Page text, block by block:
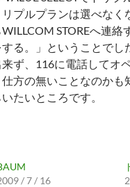
プルプランは選べなく
STOREへ連
る。」ということでし
ず、116に電話してオ
方の無いことなのかも
たいところです。
/ 7 / 16